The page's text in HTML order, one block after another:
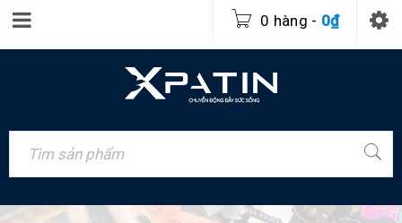
0 hàng - 0₫